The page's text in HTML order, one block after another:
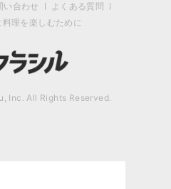
い合わせ
よくある質問
理を楽しむために
Inc. All Rights Reserved.